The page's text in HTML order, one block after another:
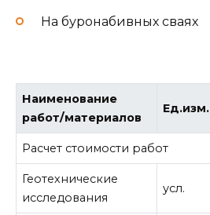
На буронабивных сваях
Наименование
работ/материалов
Ед.изм.
Расчет стоимости работ
Геотехнические
исследования
усл.